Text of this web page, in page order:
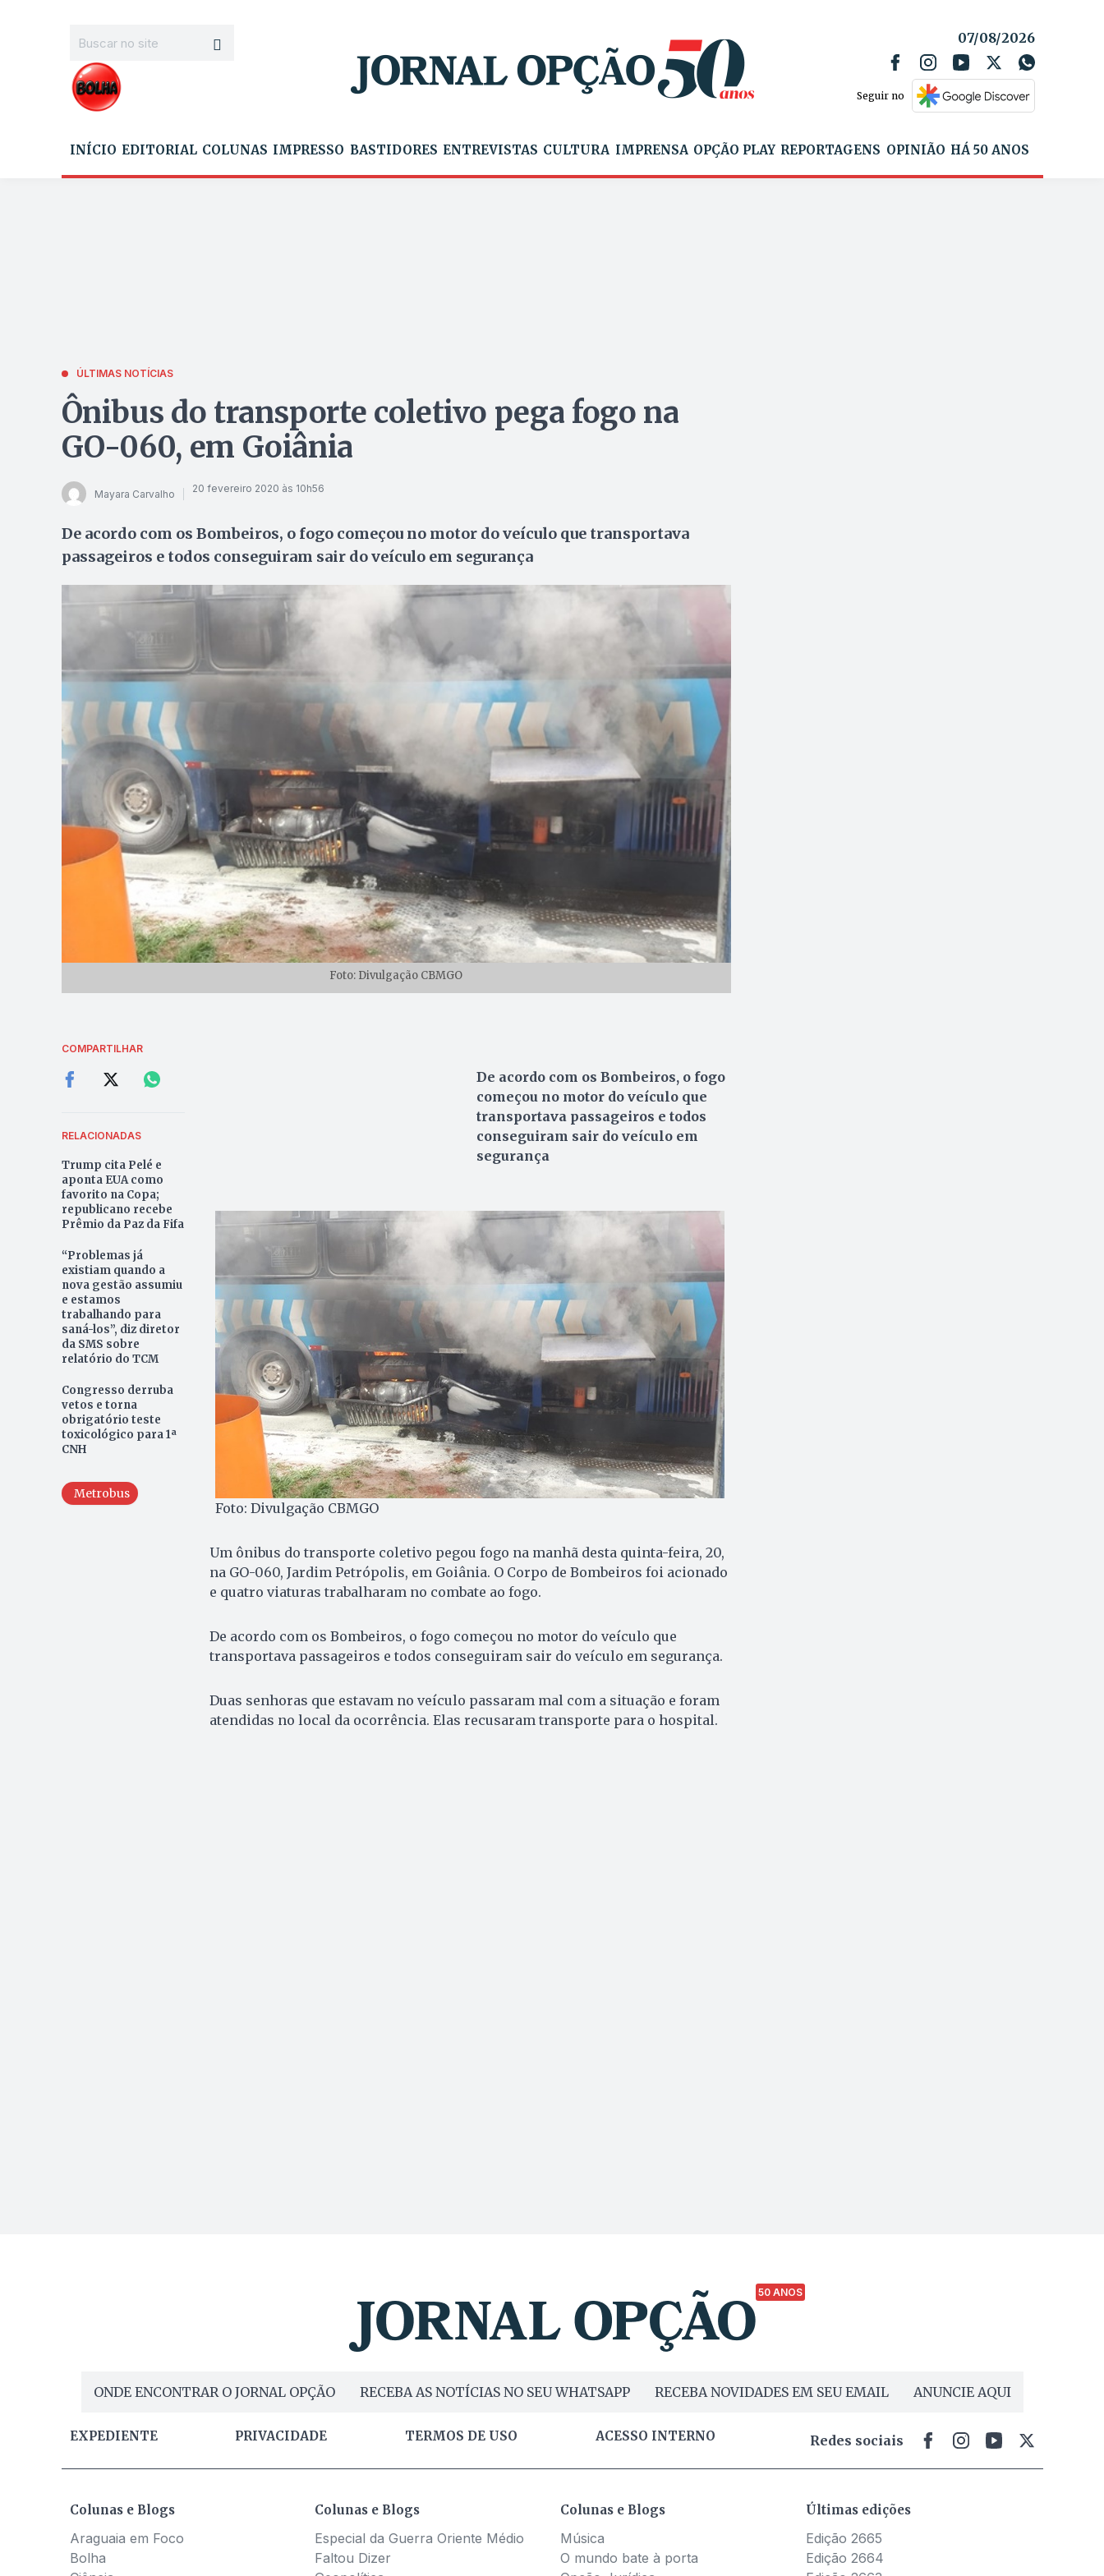
07/08/2026
Seguir no
INÍCIO EDITORIAL COLUNAS IMPRESSO BASTIDORES ENTREVISTAS CULTURA IMPRENSA OPÇÃO PLAY REPORTAGENS OPINIÃO HÁ 50 ANOS
ÚLTIMAS NOTÍCIAS
Ônibus do transporte coletivo pega fogo na
GO-060, em Goiânia
Mayara Carvalho 20 fevereiro 2020 às 10h56
De acordo com os Bombeiros, o fogo começou no motor do veículo que transportava
passageiros e todos conseguiram sair do veículo em segurança
Foto: Divulgação CBMGO
COMPARTILHAR
RELACIONADAS
Trump cita Pelé e
aponta EUA como
favorito na Copa;
republicano recebe
Prêmio da Paz da Fifa
“Problemas já
existiam quando a
nova gestão assumiu
e estamos
trabalhando para
saná-los”, diz diretor
da SMS sobre
relatório do TCM
Congresso derruba
vetos e torna
obrigatório teste
toxicológico para 1ª
CNH
Metrobus
De acordo com os Bombeiros, o fogo
começou no motor do veículo que
transportava passageiros e todos
conseguiram sair do veículo em
segurança
Foto: Divulgação CBMGO
Um ônibus do transporte coletivo pegou fogo na manhã desta quinta-feira, 20,
na GO-060, Jardim Petrópolis, em Goiânia. O Corpo de Bombeiros foi acionado
e quatro viaturas trabalharam no combate ao fogo.
De acordo com os Bombeiros, o fogo começou no motor do veículo que
transportava passageiros e todos conseguiram sair do veículo em segurança.
Duas senhoras que estavam no veículo passaram mal com a situação e foram
atendidas no local da ocorrência. Elas recusaram transporte para o hospital.
50 ANOS
ONDE ENCONTRAR O JORNAL OPÇÃO RECEBA AS NOTÍCIAS NO SEU WHATSAPP RECEBA NOVIDADES EM SEU EMAIL ANUNCIE AQUI
EXPEDIENTE PRIVACIDADE TERMOS DE USO ACESSO INTERNO Redes sociais
Colunas e Blogs
Araguaia em Foco
Bolha
Colunas e Blogs
Especial da Guerra Oriente Médio
Faltou Dizer
Colunas e Blogs
Música
O mundo bate à porta
Últimas edições
Edição 2665
Edição 2664